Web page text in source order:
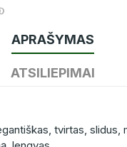
APRAŠYMAS
ATSILIEPIMAI
tvirtas, slidus,